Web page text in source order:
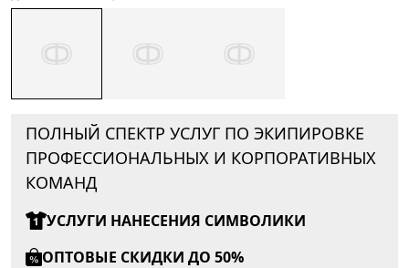
ПОЛНЫЙ СПЕКТР УСЛУГ ПО ЭКИПИРОВКЕ
ПРОФЕССИОНАЛЬНЫХ И КОРПОРАТИВНЫХ
КОМАНД
УСЛУГИ НАНЕСЕНИЯ СИМВОЛИКИ
ОПТОВЫЕ СКИДКИ ДО 50%